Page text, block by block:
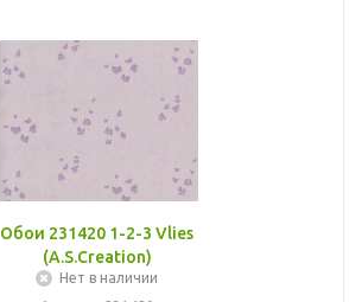
Обои 231420 1-2-3 Vlies
(A.S.Creation)
Нет в наличии